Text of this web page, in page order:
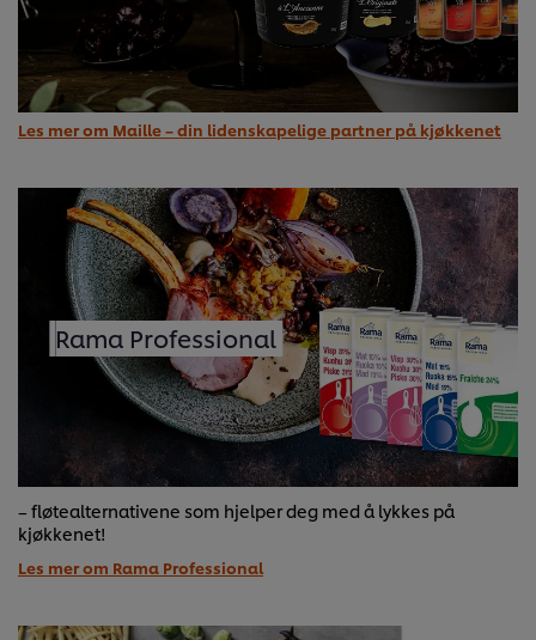
Les mer om Maille – din lidenskapelige partner på kjøkkenet
Rama Professional
– fløtealternativene som hjelper deg med å lykkes på
kjøkkenet!
Les mer om Rama Professional